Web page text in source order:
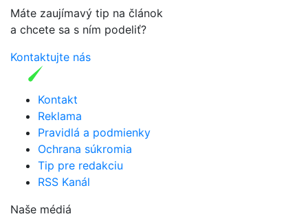
Máte zaujímavý tip na článok
a chcete sa s ním podeliť?
Kontaktujte nás
Kontakt
Reklama
Pravidlá a podmienky
Ochrana súkromia
Tip pre redakciu
RSS Kanál
Naše médiá